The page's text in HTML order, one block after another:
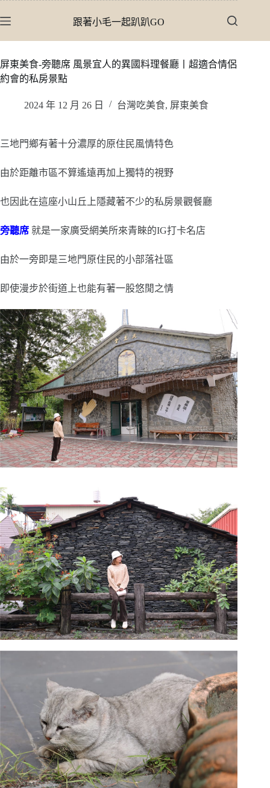
至
內
容
跟著小毛一起趴趴GO
屏東美食-旁聽席 風景宜人的異國料理餐廳丨超適合情侶
約會的私房景點
2024 年 12 月 26 日 台灣吃美食, 屏東美食
三地門鄉有著十分濃厚的原住民風情特色
由於距離市區不算遙遠再加上獨特的視野
也因此在這座小山丘上隱藏著不少的私房景觀餐廳
旁聽席 就是一家廣受網美所來青睞的IG打卡名店
由於一旁即是三地門原住民的小部落社區
即使漫步於街道上也能有著一股悠閒之情